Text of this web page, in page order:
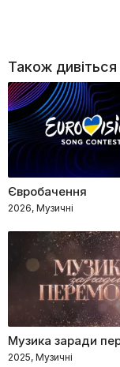
Також дивіться
Євробачення
2026, Музичні
Музика заради
2025, Музичні